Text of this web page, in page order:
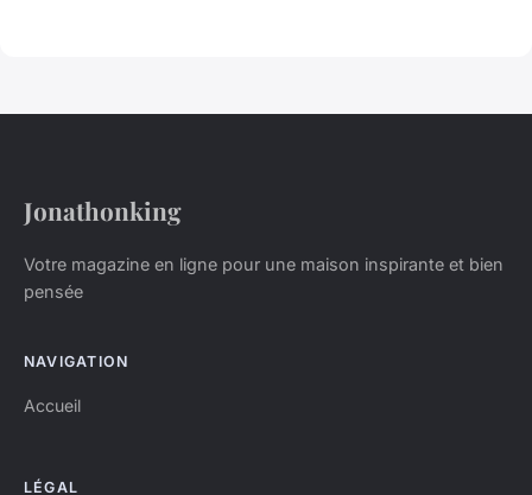
Jonathonking
Votre magazine en ligne pour une maison inspirante et bien
pensée
NAVIGATION
Accueil
LÉGAL